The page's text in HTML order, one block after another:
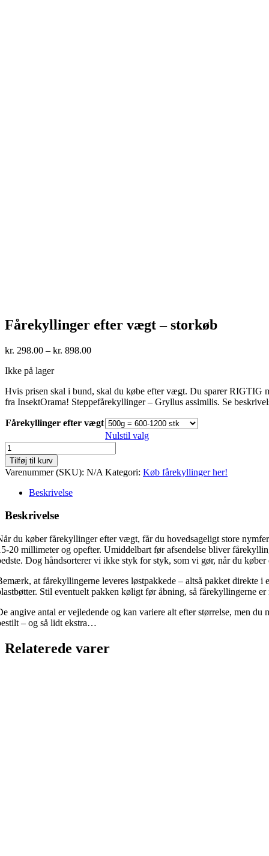
Fårekyllinger efter vægt – storkøb
kr. 298.00 – kr. 898.00Prisinterval:
Ikke på lager
Hvis prisen skal i bund, skal du købe efter vægt. Du sparer RIGTIG
fra InsektOrama! Steppefårekyllinger – Gryllus assimilis. Se
Fårekyllinger efter vægt
Nulstil valg
Fårekyllinger
efter
vægt
storkøb
Tilføj til kurv
Varenummer (SKU): N/A Kategori: Køb fårekyllinger her!
Beskrivelse
Beskrivelse
du køber fårekyllinger efter vægt, får du hovedsageligt store
20 millimeter og opefter. Umiddelbart før afsendelse bliver
Dog håndsorterer vi ikke styk for styk, som vi gør, når du køber
at fårekyllingerne leveres løstpakkede – altså pakket direkte i
Stil eventuelt pakken køligt før åbning, så fårekyllingerne er
angive antal er vejledende og kan variere alt efter størrelse, men du
– og så lidt ekstra…
Relaterede varer